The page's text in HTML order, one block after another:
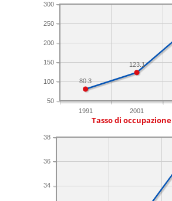
1991 2001
50
100
150
200
250
300
123.1
80.3
Tasso di occupazione
34
36
38